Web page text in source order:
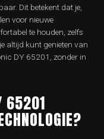
Dit betekent dat je,
voor nieuwe
te houden, zelfs
altijd kunt genieten van
DY 65201, zonder in
65201